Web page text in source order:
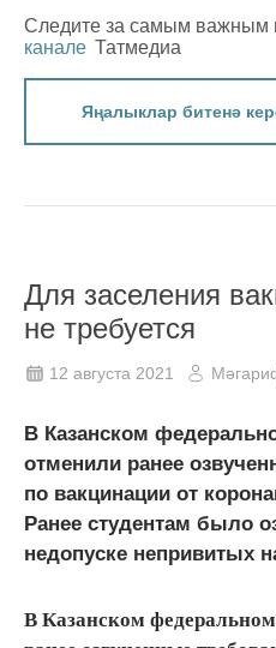
Следите за самым важным
канале Татмедиа
Яңалыклар битенә
Для заселения
не требуется
12 августа 2021
В Казанском
отменили ранее
по вакцинации от
Ранее студентам было
недопуске непривитых
В Казанском